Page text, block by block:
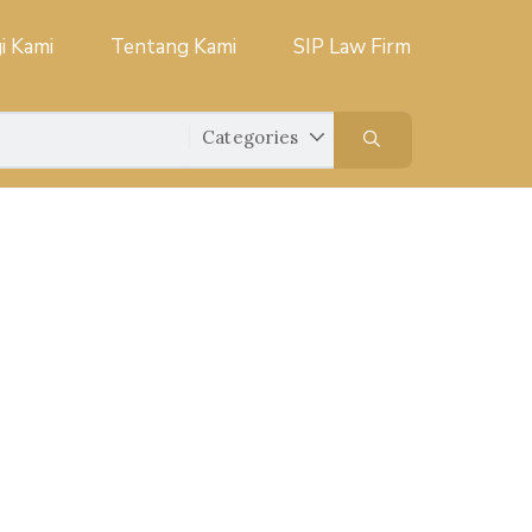
Kami Tentang Kami SIP Law Firm